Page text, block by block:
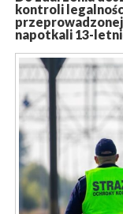
kontroli
przeprowadzonej
napotkali 13-